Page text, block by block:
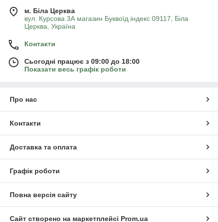
м. Біла Церква
вул. Курсова 3А магазин Буквоїд індекс 09117, Біла
Церква, Україна
Контакти
Сьогодні працює з 09:00 до 18:00
Показати весь графік роботи
Про нас
Контакти
Доставка та оплата
Графік роботи
Повна версія сайту
Сайт створено на маркетплейсі Prom.ua